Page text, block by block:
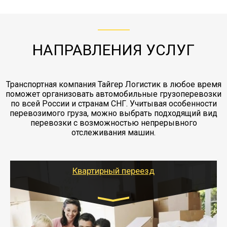
заканчивая выгрузкой в пункте получателя.
НАПРАВЛЕНИЯ УСЛУГ
Транспортная компания Тайгер Логистик в любое время
поможет организовать автомобильные грузоперевозки
по всей России и странам СНГ. Учитывая особенности
перевозимого груза, можно выбрать подходящий вид
перевозки с возможностью непрерывного
отслеживания машин.
Квартирный переезд
Газель: 1,5 и 3 тонны